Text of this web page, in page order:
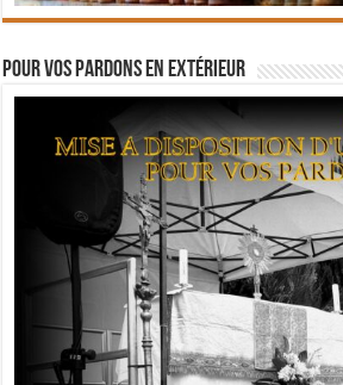
Pour vos pardons en extérieur